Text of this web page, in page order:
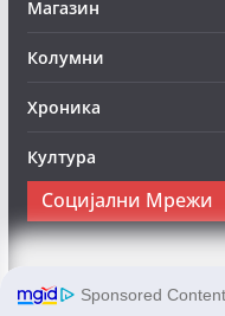
Магазин
Колумни
Хроника
Култура
Социјални Мрежи